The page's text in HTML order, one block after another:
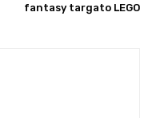
fantasy targato LEGO